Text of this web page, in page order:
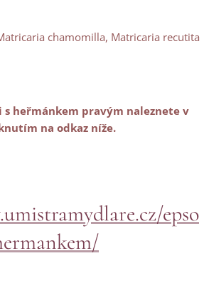
chamomilla, Matricaria recutita
s heřmánkem pravým naleznete v
na odkaz níže.
epso